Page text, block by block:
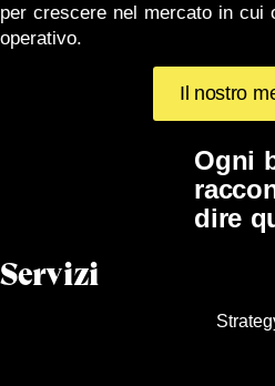
per crescere nel mercato in cui
operativo.
Il nostro
Ogni
dire
Servizi